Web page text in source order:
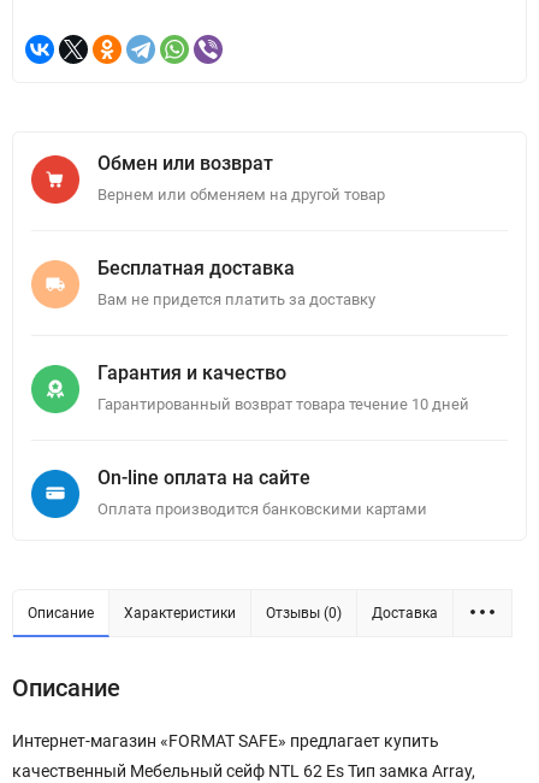
Обмен или возврат
Вернем или обменяем на другой товар
Бесплатная доставка
Вам не придется платить за доставку
Гарантия и качество
Гарантированный возврат товара течение 10 дней
On-line оплата на сайте
Оплата производится банковскими картами
Описание Характеристики Отзывы (0) Доставка
Описание
Интернет-магазин «FORMAT SAFE» предлагает купить
качественный Мебельный сейф NTL 62 Es Тип замка Array,